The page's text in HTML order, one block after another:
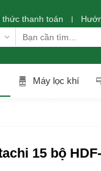
thức thanh toán
Máy lọc khí
15 bộ